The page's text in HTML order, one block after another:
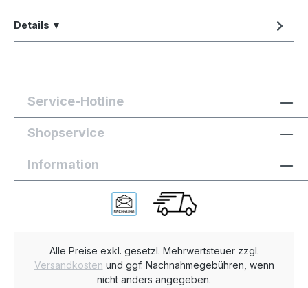
Details ▼
Service-Hotline
Shopservice
Information
Alle Preise exkl. gesetzl. Mehrwertsteuer zzgl.
Versandkosten und ggf. Nachnahmegebühren, wenn
nicht anders angegeben.